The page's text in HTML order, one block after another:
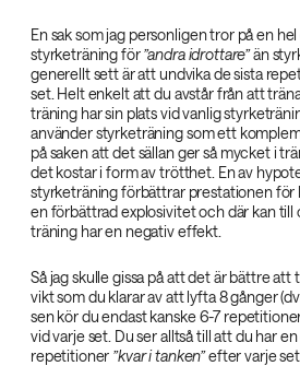
En sak som jag personligen tror på en
styrketräning för”andra idrottare”‌än
generellt sett är att undvika de sista
set. Helt enkelt att du avstår från att
träning har sin plats vid vanlig
använder styrketräning som ett
på saken att det sällan ger så mycket i
det kostar i form av trötthet. En av
styrketräning förbättrar prestationen för
en förbättrad explosivitet och där kan till
träning har en negativ effekt.
Så jag skulle gissa på att det är bättre att
vikt som du klarar av att lyfta 8 gånger
sen kör du endast kanske 6-7
vid varje set. Du ser alltså till att du har
repetitioner ”kvar i tanken”‌efter varje set.